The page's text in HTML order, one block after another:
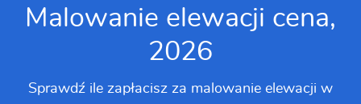
Malowanie elewacji cena,
2026
Sprawdź ile zapłacisz za malowanie elewacji w